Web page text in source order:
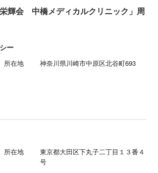
栄輝会 中橋メディカルクリニック」周
ー
所在地 神奈川県川崎市中原区北谷町693
所在地
東京都大田区下丸子二丁目１３番４
号